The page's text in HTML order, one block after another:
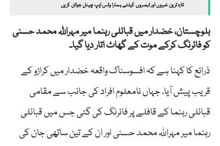
تازہ ترین خبروں اور تبصروں کیلئے ہمارا وٹس ایپ چینل جوائن کریں
بلوچستان، خضدار میں قبائلی رہنما میر مہراللہ محمد حسنی
کو فائرنگ کرکے موت کے گھاٹ اتار دیا گیا۔
ذرائع کا کہنا ہے کہ افسوسناک واقعہ خضدار میں کراڑو کے
قریب پیش آیا، جہاں نامعلوم افراد کی جانب سے مقامی
قبائلی رہنما کے قافلے پر فائرنگ کی گئی جس میں قبائلی
رہنما میر مہراللہ محمد حسنی اور ان کے تین ساتھی جان کی